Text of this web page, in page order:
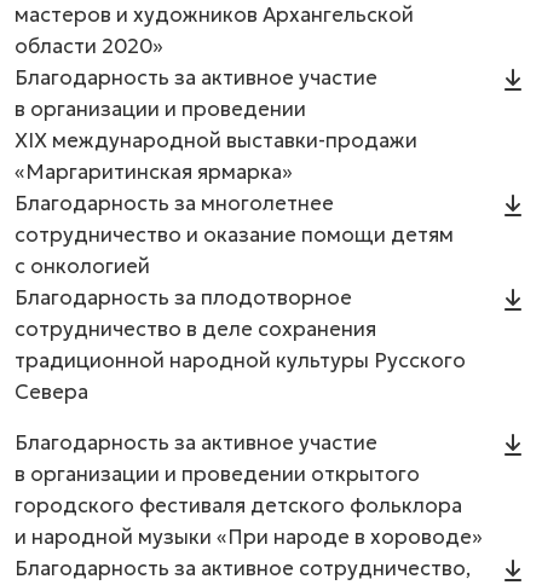
мастеров и художников Архангельской
области 2020»
Благодарность за активное участие
в организации и проведении
XIX международной выставки-продажи
«Маргаритинская ярмарка»
Благодарность за многолетнее
сотрудничество и оказание помощи детям
с онкологией
Благодарность за плодотворное
сотрудничество в деле сохранения
традиционной народной культуры Русского
Севера
Благодарность за активное участие
в организации и проведении открытого
городского фестиваля детского фольклора
и народной музыки «При народе в хороводе»
Благодарность за активное сотрудничество,